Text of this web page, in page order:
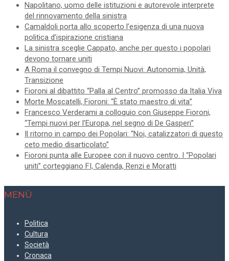
Napolitano, uomo delle istituzioni e autorevole interprete
del rinnovamento della sinistra
Camaldoli porta allo scoperto l’esigenza di una nuova
politica d’ispirazione cristiana
La sinistra sceglie Cappato, anche per questo i popolari
devono tornare uniti
A Roma il convegno di Tempi Nuovi: Autonomia, Unità,
Transizione
Fioroni al dibattito “Palla al Centro” promosso da Italia Viva
Morte Moscatelli, Fioroni: “È stato maestro di vita”
Francesco Verderami a colloquio con Giuseppe Fioroni,
“Tempi nuovi per l’Europa, nel segno di De Gasperi”
Il ritorno in campo dei Popolari: “Noi, catalizzatori di questo
ceto medio disarticolato”
Fioroni punta alle Europee con il nuovo centro. I “Popolari
uniti” corteggiano FI, Calenda, Renzi e Moratti
MENÙ
Politica
Cultura
Società
Cronaca